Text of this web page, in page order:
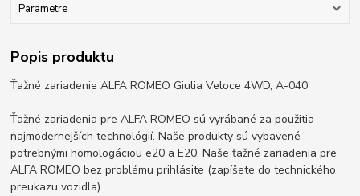
Parametre
Popis produktu
Ťažné zariadenie ALFA ROMEO Giulia Veloce 4WD, A-040
Ťažné zariadenia pre ALFA ROMEO sú vyrábané za použitia
najmodernejších technológií. Naše produkty sú vybavené
potrebnými homologáciou e20 a E20. Naše ťažné zariadenia pre
ALFA ROMEO bez problému prihlásite (zapíšete do technického
preukazu vozidla).